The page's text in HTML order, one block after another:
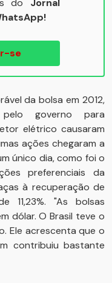
do Jornal
se
da bolsa em 2012,
governo para
elétrico causaram
ações chegaram a
único dia, como foi o
preferenciais da
à recuperação de
11,23%. "As bolsas
dólar. O Brasil teve o
Ele acrescenta que o
contribuiu bastante